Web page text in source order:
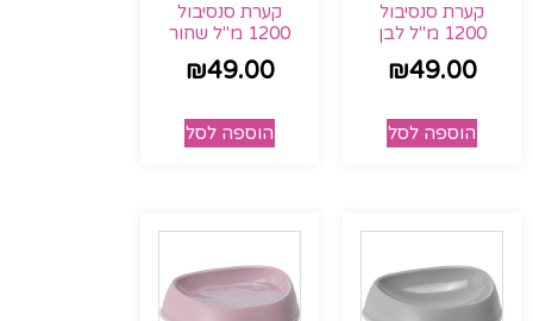
קערת סנסיבול
1200 מ"ל לבן
₪49.00
הוספה לסל
קערת סנסיבול
1200 מ"ל שחור
₪49.00
הוספה לסל